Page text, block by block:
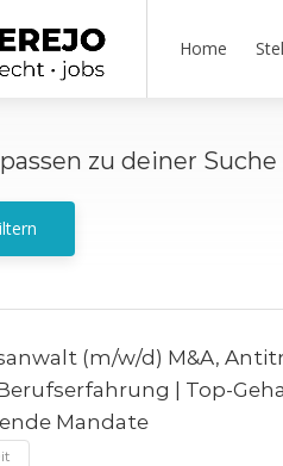
Home
passen zu deiner Suche
(m/w/d) M&A,
| Top-
Mandate